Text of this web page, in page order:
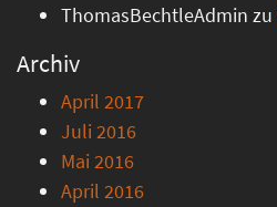
ThomasBechtleAdmin zu
Archiv
April 2017
Juli 2016
Mai 2016
April 2016